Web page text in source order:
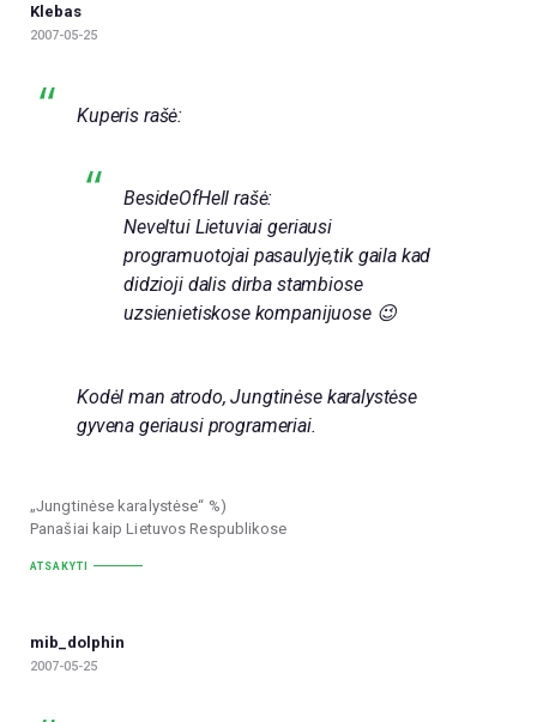
Klebas
2007-05-25
Kuperis rašė:
BesideOfHell rašė:
Neveltui Lietuviai geriausi
programuotojai pasaulyje,tik gaila kad
didzioji dalis dirba stambiose
uzsienietiskose kompanijuose 😉
Kodėl man atrodo, Jungtinėse karalystėse
gyvena geriausi programeriai.
„Jungtinėse karalystėse“ %)
Panašiai kaip Lietuvos Respublikose
ATSAKYTI
mib_dolphin
2007-05-25